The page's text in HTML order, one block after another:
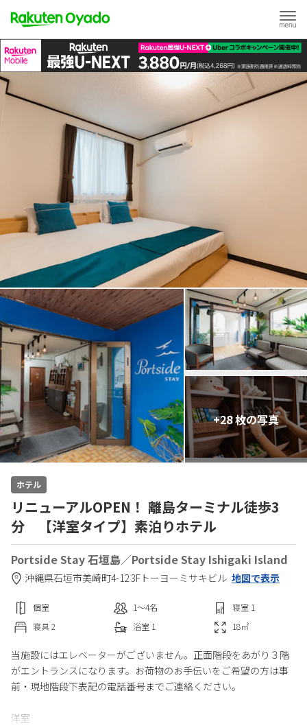
+28 枚の写真
ホテル
リニューアルOPEN！ 離島ターミナル徒歩3
分 【洋室タイプ】素泊りホテル
Portside Stay 石垣島／Portside Stay Ishigaki Island
沖縄県石垣市美崎町4-12 3F トーヨーミサキビル 地図で表示
個室 1〜4名 寝室 1
寝具2 浴室 1 18㎡
当施設にはエレベーターがございません。正面階段をあがり３階
がエントランスになります。お荷物のお手伝いをご希望の方は事
前・現地階段下表記の電話番号までご連絡ください。
洋室